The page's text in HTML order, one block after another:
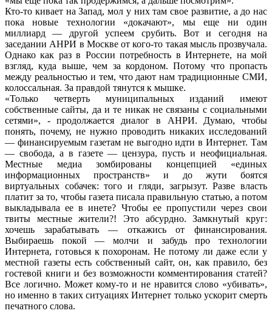
Кто-то кивает на Запад, мол у них там свое развитие, а до нас
пока новые технологии «докачают», мы еще ни один
миллиард — другой успеем срубить. Вот и сегодня на
заседании АНРИ в Москве от кого-то такая мысль прозвучала.
Однако как раз в России потребность в Интернете, на мой
взгляд, куда выше, чем за кордоном. Потому что пропасть
между реальностью и тем, что дают нам традиционные СМИ,
колоссальная. За правдой тянутся к мышке.
«Только четверть муниципальных изданий имеют
собственные сайты, да и те никак не связаны с социальными
сетями», - продолжается диалог в АНРИ. Думаю, чтобы
понять, почему, не нужно проводить никаких исследований
— финансируемым газетам не выгодно идти в Интернет. Там
— свобода, а в газете — цензура, пусть и неофициальная.
Местные медиа зомбированы концепцией «единых
информационных пространств» и до жути боятся
виртуальных собачек: того и гляди, загрызут. Разве власть
платит за то, чтобы газета писала правильную статью, а потом
выкладывала ее в инете? Чтобы ее пропустили через свои
твиты местные жители?! Это абсурдно. Замкнутый круг:
хочешь зарабатывать — откажись от финансирования.
Выбираешь покой — молчи и забудь про технологии
Интернета, готовься к похоронам. Не потому ли даже если у
местной газеты есть собственный сайт, он, как правило, без
гостевой книги и без возможности комментирования статей?
Все логично. Может кому-то и не нравится слово «убивать»,
но именно в таких ситуациях Интернет только ускорит смерть
печатного слова.